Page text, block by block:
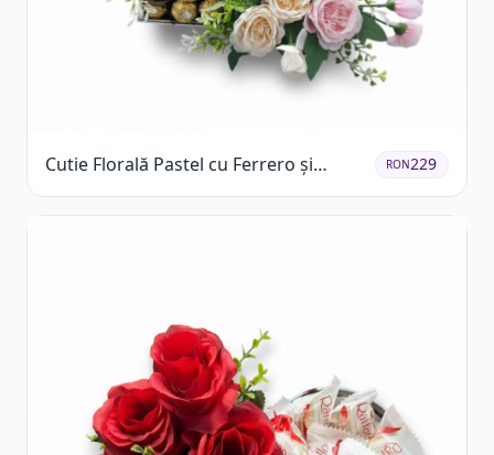
Cutie Florală Pastel cu Ferrero și
Raffaello
RON229